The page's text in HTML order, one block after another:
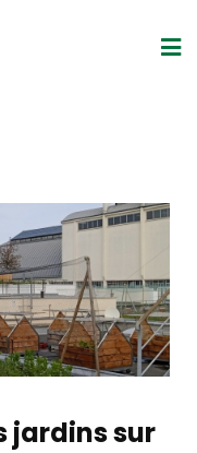
jardins sur